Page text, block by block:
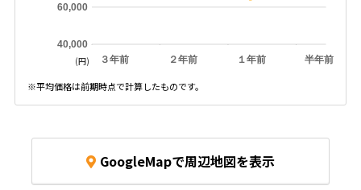
３年前 ２年前 １年前 半年前
40,000
60,000
(円)
※平均価格は前期時点で計算したものです。
GoogleMapで周辺地図を表示